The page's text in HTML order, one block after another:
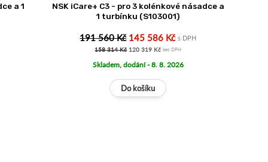
a 1
NSK iCare+ C3 - pro 3 kolénkové násadce a
1 turbínku (S103001)
191 560 Kč 145 586 Kčs DPH
158 314 Kč 120 319 Kčbez DPH
Skladem, dodání - 8. 8. 2026